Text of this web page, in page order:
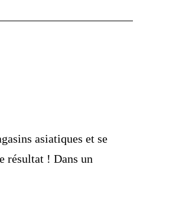
asiatiques et se
résultat ! Dans un